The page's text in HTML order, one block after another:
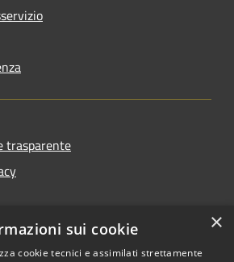
trasparente
×
sui cookie
cookie tecnici e assimilati strettamente